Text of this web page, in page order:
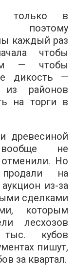
только в
поэтому
каждый раз
чтобы
— чтобы
дикость —
из районов
на торги в
древесиной
вообще не
Но
на
из-за
сделками
которым
лесхозов
кубов
пишут,
за квартал.